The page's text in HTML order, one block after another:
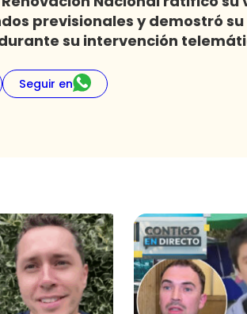
previsionales y demostró
su intervención
Seguir en